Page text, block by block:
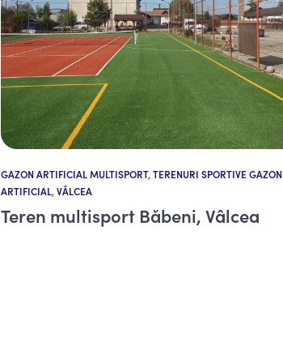
GAZON ARTIFICIAL MULTISPORT,TERENURI SPORTIVE GAZON
ARTIFICIAL,VÂLCEA
Teren multisport Băbeni, Vâlcea